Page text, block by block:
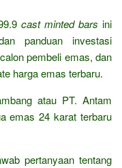
cast minted barsini
panduan investasi
pembeli emas, dan
harga emas terbaru.
atau PT. Antam
emas 24 karat terbaru
pertanyaan tentang